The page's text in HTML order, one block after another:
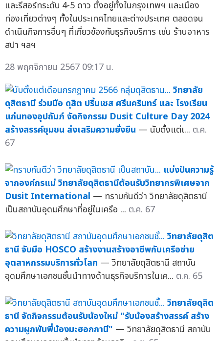
และรีสอร์ทระดับ 4-5 ดาว ตั้งอยู่ทั้งในกรุงเทพฯ และเมือง
ท่องเที่ยวต่างๆ ทั้งในประเทศไทยและต่างประเทศ ตลอดจน
ดำเนินกิจการอื่นๆ ที่เกี่ยวข้องกับธุรกิจบริการ เช่น ร้านอาหาร
สปา ฯลฯ
28 พฤศจิกายน 2567 09:17 น.
วิทยาลัย
ดุสิตธานี ร่วมมือ ดุสิต ปริ้นเซส ศรีนครินทร์ และ โรงเรียน
แก่นทองอุปถัมภ์ จัดกิจกรรม Dusit Culture Day 2024
สร้างสรรค์ชุมชน ส่งเสริมความยั่งยืน — นับตั้งแต่เ... ต.ค.
67
แบ่งปันความรู้
จากองค์กรแม่ วิทยาลัยดุสิตธานีต้อนรับวิทยากรพิเศษจาก
Dusit International — ทราบกันดีว่า วิทยาลัยดุสิตธานี
เป็นสถาบันอุดมศึกษาที่อยู่ในเครือ ... ต.ค. 67
วิทยาลัยดุสิต
ธานี จับมือ HOSCO สร้างงานสร้างอาชีพกับเครือข่าย
อุตสาหกรรมบริการทั่วโลก — วิทยาลัยดุสิตธานี สถาบัน
อุดมศึกษาเอกชนชั้นนำทางด้านธุรกิจบริการในเค... ต.ค. 65
วิทยาลัยดุสิต
ธานี จัดกิจกรรมต้อนรับน้องใหม่ "รับน้องสร้างสรรค์ สร้าง
ความผูกพันพี่น้องมะฮอกกานี" — วิทยาลัยดุสิตธานี สถาบัน